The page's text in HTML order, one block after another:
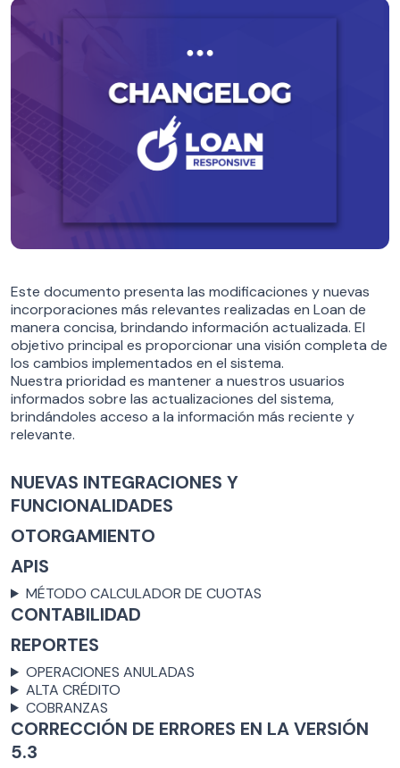
Este documento presenta las modificaciones y nuevas
incorporaciones más relevantes realizadas en Loan de
manera concisa, brindando información actualizada. El
objetivo principal es proporcionar una visión completa de
los cambios implementados en el sistema.
Nuestra prioridad es mantener a nuestros usuarios
informados sobre las actualizaciones del sistema,
brindándoles acceso a la información más reciente y
relevante.
NUEVAS INTEGRACIONES Y
FUNCIONALIDADES
OTORGAMIENTO
APIS
MÉTODO CALCULADOR DE CUOTAS
CONTABILIDAD
REPORTES
OPERACIONES ANULADAS
ALTA CRÉDITO
COBRANZAS
CORRECCIÓN DE ERRORES EN LA VERSIÓN
5.3